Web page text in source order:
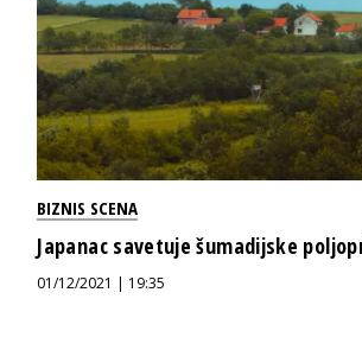
BIZNIS SCENA
Japanac savetuje šumadijske
01/12/2021 | 19:35